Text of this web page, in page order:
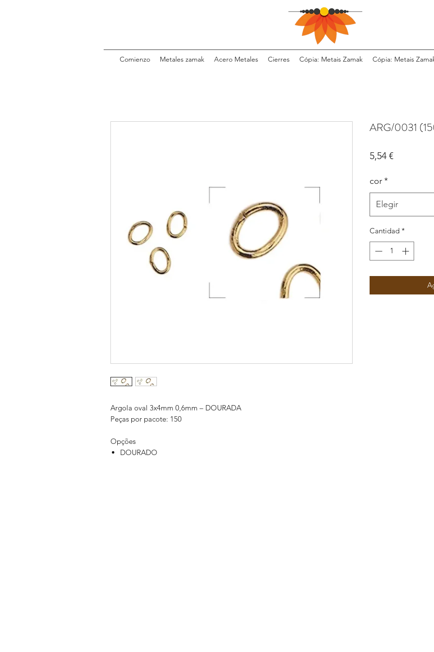
Comienzo Metales zamak Acero Metales Cierres Cópia: Metais Zamak Cópia: Metais
Argola oval 3x4mm 0,6mm – DOURADA
Peças por pacote: 150
Opções
DOURADO
ARG/0031
5,54 €Precio
cor*
Elegir
Cantidad *